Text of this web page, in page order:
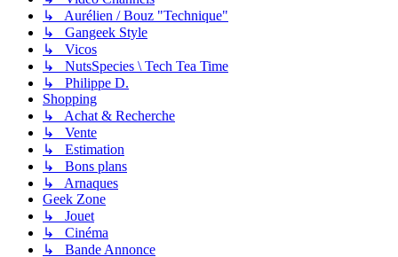
↳ Aurélien / Bouz "Technique"
↳ Gangeek Style
↳ Vicos
↳ NutsSpecies \ Tech Tea Time
↳ Philippe D.
Shopping
↳ Achat & Recherche
↳ Vente
↳ Estimation
↳ Bons plans
↳ Arnaques
Geek Zone
↳ Jouet
↳ Cinéma
↳ Bande Annonce